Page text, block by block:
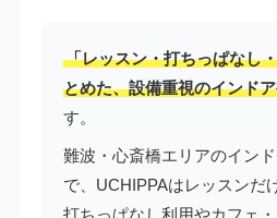
「レッスン・打ちっぱなし
とめた、設備重視のインド
す。
難波・心斎橋エリアのイン
で、UCHIPPAはレッスンだ
打ちっぱなし利用やカフェ